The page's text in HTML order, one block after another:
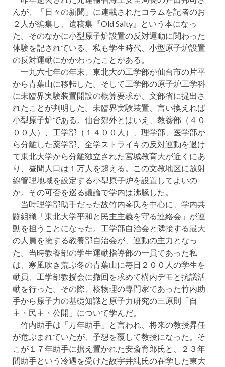
んが、「日々の新聞」に連載されたコラムを記者のお
２人が編集し、遺稿集『Old Salty』という本になっ
た。そのなかに小型原子炉設置の反対運動に関わった
体験を記されている。私も学生時代、小型原子炉設置
の反対運動にかかわったことがある。
一九六七年の年末、東北大の工学部が仙台市の片平
から青葉山に移転した。そして工学部の原子炉工学科
に未臨界実験装置開設の概算要求が、文部省に提出さ
れたことが判明した。未臨界実験装置、言い換えれば
小型原子炉である。仙台郊外とはいえ、教養部（４０
００人）、工学部（１４００人）、理学部、医学部か
ら分離した薬学部、全学ストライキの反対運動を退け
て東北大学から分離独立された宮城教育大が近くにあ
り、昼間人口は１万人を超える。この文教地区に放射
線管理地域を設定する小型原子炉を設置してよいの
か。その可否を巡る議論で学内は沸騰した。
当時理学部助手だった故竹内峯氏を中心に、学内共
闘組織「東北大学平和と民主主義を守る連絡会」が運
動を担うことになった。工学部自治会と隣接する最大
の人員を擁する教養部自治会が、運動の主力となっ
た。当時教養部の学生運動指導部の一員であった私
は、寒風吹き荒ぶ冬の青葉山に毎日２００人の学生を
動員、工学部教授会に撤回を求めて構内デモと抗議活
動を行った。その際、核物理の専門家であった竹内助
手から原子力の基礎知識と原子力研究の三原則「自
主・民主・公開」について学んだ。
竹内助手は「万年助手」と言われ、将来の教授昇任
が危ぶまれていたが、予想を覆して教授になった。そ
こが１７年助手に据え置かれた安斎育郎氏と、２３年
間助手という冷遇を受けた故宇井純氏の在学した東大